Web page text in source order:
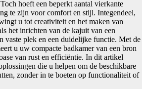
hoeft een beperkt aantal vierkante
te zijn voor comfort en stijl. Integendeel,
u tot creativiteit en het maken van
het inrichten van de kajuit van een
vaste plek en een duidelijke functie. Met de
u uw compacte badkamer van een bron
van rust en efficiëntie. In dit artikel
die u helpen om de beschikbare
zonder in te boeten op functionaliteit of